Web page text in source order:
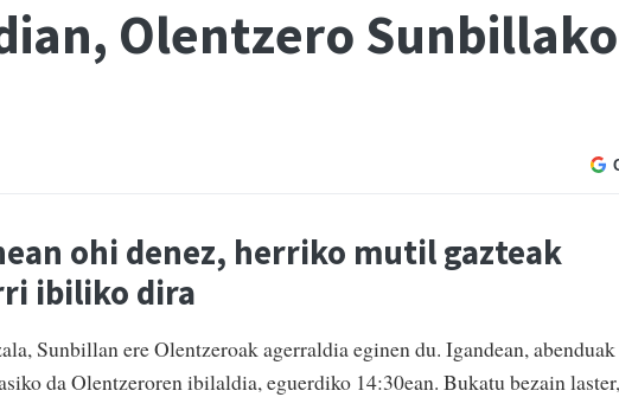
Olentzero
ohi denez, herriko mutil gazteak
ibiliko dira
Sunbillan ere Olentzeroak agerraldia eginen du. Igandean, abenduak
da Olentzeroren ibilaldia, eguerdiko 14:30ean. Bukatu bezain laster,